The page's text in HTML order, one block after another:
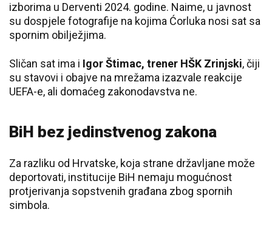
izborima u Derventi 2024. godine. Naime, u javnost
su dospjele fotografije na kojima Ćorluka nosi sat sa
spornim obilježjima.
Sličan sat ima i Igor Štimac, trener HŠK Zrinjski, čiji
su stavovi i obajve na mrežama izazvale reakcije
UEFA-e, ali domaćeg zakonodavstva ne.
BiH bez jedinstvenog zakona
Za razliku od Hrvatske, koja strane državljane može
deportovati, institucije BiH nemaju mogućnost
protjerivanja sopstvenih građana zbog spornih
simbola.